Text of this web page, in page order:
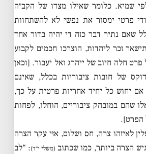
שמיא. כלומר שאילו מצדו של הקב״ה
פרטי ימסור את נפשי לא להשתחוות
שאם נתיר דבר כזה די יהיה בדור אחד
זכר ליהדות, הוצרכו חכמים לקבוע
חלה חיוב של ייהרג ואל יעבור. [וכאן
של חובות ציבוריות בכלל, שאינם
אם יחוש כל יחיד אחריות פרטית על כך,
שהם במובהק ציבוריים, הוחלו, לפחות
הפרט].
לאיזהו צרה, חס ושלום, אזי עקר הצרה
הצרה ביותר, כמו שכתוב(משלי י״ד): “לב